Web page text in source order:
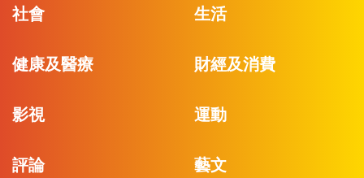
社會 生活
健康及醫療 財經及消費
影視 運動
評論 藝文